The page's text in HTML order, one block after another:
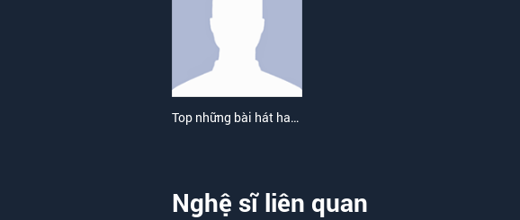
Top những bài hát hay nhất của 135 Band
Nghệ sĩ liên quan